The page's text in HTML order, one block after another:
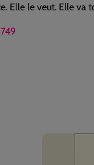
le veut. Elle